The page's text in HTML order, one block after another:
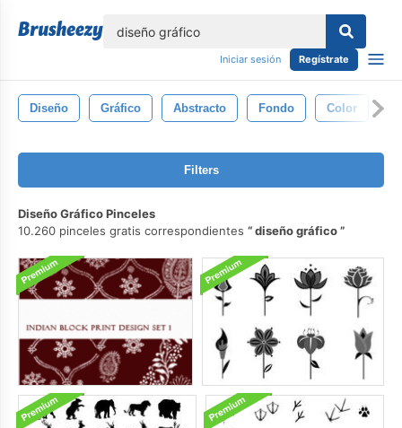
Iniciar sesión Regístrate
Diseño Gráfico Abstracto Fondo Color
Filters
Diseño Gráfico Pinceles
10.260 pinceles gratis correspondientes
diseño gráfico